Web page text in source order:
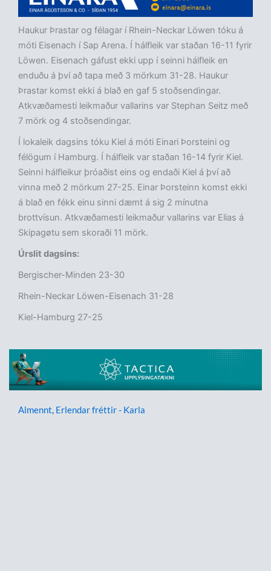
Haukur Þrastar og félagar í Rhein-Neckar Löwen tóku á
móti Eisenach í Sap Arena. Í hálfleik var staðan 16-11 fyrir
Löwen. Eisenach gáfust ekki upp í seinni hálfleik en
enduðu á því að tapa með 3 mörkum 31-28. Haukur
Þrastar komst ekki á blað en gaf 5 stoðsendingar.
Atkvæðamesti leikmaður vallarins var Stephan Seitz með
7 mörk og 4 stoðsendingar.
Í lokaleik dagsins tóku Kiel á móti Einari Þorsteini og
félögum í Hamburg. Í hálfleik var staðan 16-14 fyrir Kiel.
Seinni hálfleikur þróaðist eins og endaði Kiel á því að
vinna með 2 mörkum 27-25. Einar Þorsteinn komst ekki
á blað en fékk einu sinni dæmt á sig 2 mínutna
brottvísun. Atkvæðamesti leikmaður vallarins var Elias á
Skipagøtu sem skoraði 11 mörk.
Úrslit dagsins:
Bergischer-Minden 23-30
Rhein-Neckar Löwen-Eisenach 31-28
Kiel-Hamburg 27-25
Almennt, Erlendar fréttir - Karla